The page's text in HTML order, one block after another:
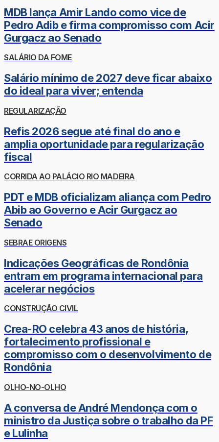
MDB lança Amir Lando como vice de
Pedro Adib e firma compromisso com Acir
Gurgacz ao Senado
SALÁRIO DA FOME
Salário mínimo de 2027 deve ficar abaixo
do ideal para viver; entenda
REGULARIZAÇÃO
Refis 2026 segue até final do ano e
amplia oportunidade para regularização
fiscal
CORRIDA AO PALÁCIO RIO MADEIRA
PDT e MDB oficializam aliança com Pedro
Abib ao Governo e Acir Gurgacz ao
Senado
SEBRAE ORIGENS
Indicações Geográficas de Rondônia
entram em programa internacional para
acelerar negócios
CONSTRUÇÃO CIVIL
Crea-RO celebra 43 anos de história,
fortalecimento profissional e
compromisso com o desenvolvimento de
Rondônia
OLHO-NO-OLHO
A conversa de André Mendonça com o
ministro da Justiça sobre o trabalho da PF
e Lulinha